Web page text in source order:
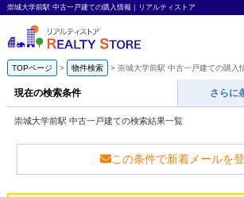
崇城大学前駅 中古一戸建ての購入情報｜リアルティストア
TOPページ 物件検索 崇城大学前駅 中古一戸建ての購入
現在の検索条件 さらに
崇城大学前駅 中古一戸建ての検索結果一覧
この条件で新着メールを